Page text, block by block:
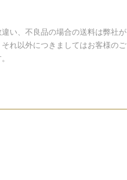
い、不良品の場合の送料は弊社が
れ以外につきましてはお客様のご